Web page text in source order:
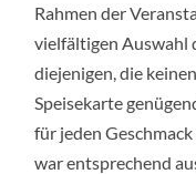
Rahmen der
vielfältigen Auswahl
diejenigen, die
Speisekarte
für jeden
war entsprechend